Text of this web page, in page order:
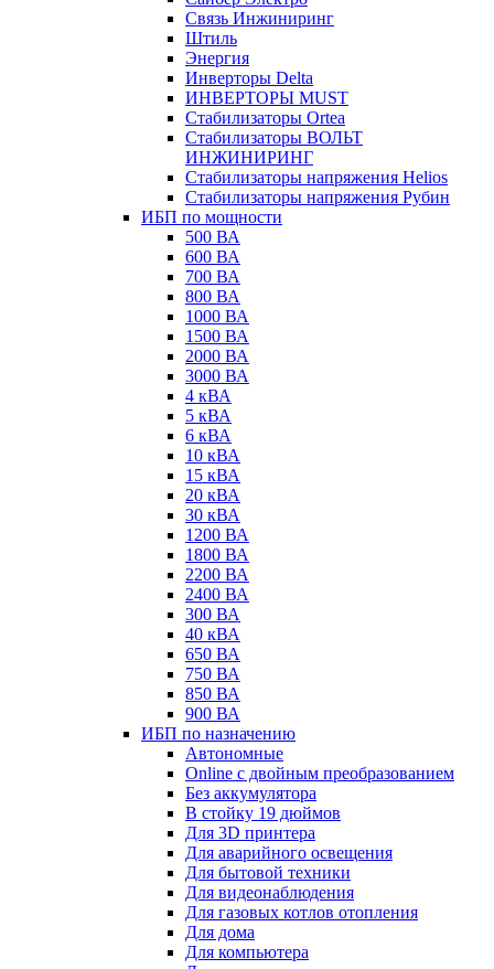
Связь Инжиниринг
Штиль
Энергия
Инверторы Delta
ИНВЕРТОРЫ MUST
Стабилизаторы Ortea
Стабилизаторы ВОЛЬТ
ИНЖИНИРИНГ
Стабилизаторы напряжения Helios
Стабилизаторы напряжения Рубин
ИБП по мощности
500 ВА
600 ВА
700 ВА
800 ВА
1000 ВА
1500 ВА
2000 ВА
3000 ВА
4 кВА
5 кВА
6 кВА
10 кВА
15 кВА
20 кВА
30 кВА
1200 ВА
1800 ВА
2200 ВА
2400 ВА
300 ВА
40 кВА
650 ВА
750 ВА
850 ВА
900 ВА
ИБП по назначению
Автономные
Online с двойным преобразованием
Без аккумулятора
В стойку 19 дюймов
Для 3D принтера
Для аварийного освещения
Для бытовой техники
Для видеонаблюдения
Для газовых котлов отопления
Для дома
Для компьютера